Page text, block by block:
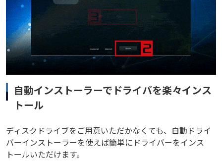
自動インストーラーでドライバを楽々インス
トール
ディスクドライブをご用意いただかなくても、自動ドライ
バーインストーラーを使えば簡単にドライバーをインス
トールいただけます。